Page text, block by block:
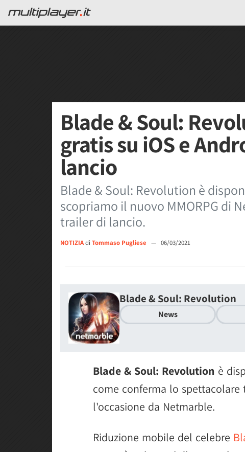
Blade & Soul:
gratis su iOS e
lancio
Blade & Soul: Revolution è
scopriamo il nuovo MMORPG di
trailer di lancio.
NOTIZIAdi Tommaso Pugliese — 06/03/2021
Blade & Soul: Revolution
News
Blade & Soul: Revolution è
come conferma lo
l'occasione da Netmarble.
Riduzione mobile del celebre